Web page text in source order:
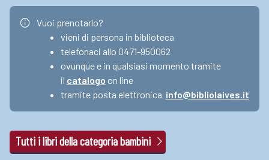
Vuoi prenotarlo?
vieni di persona in biblioteca
telefonaci allo 0471-950062
ovunque e in qualsiasi momento tramite
il catalogo on line
tramite posta elettronica info@bibliolaives.it
Tutti i libri della categoria bambini